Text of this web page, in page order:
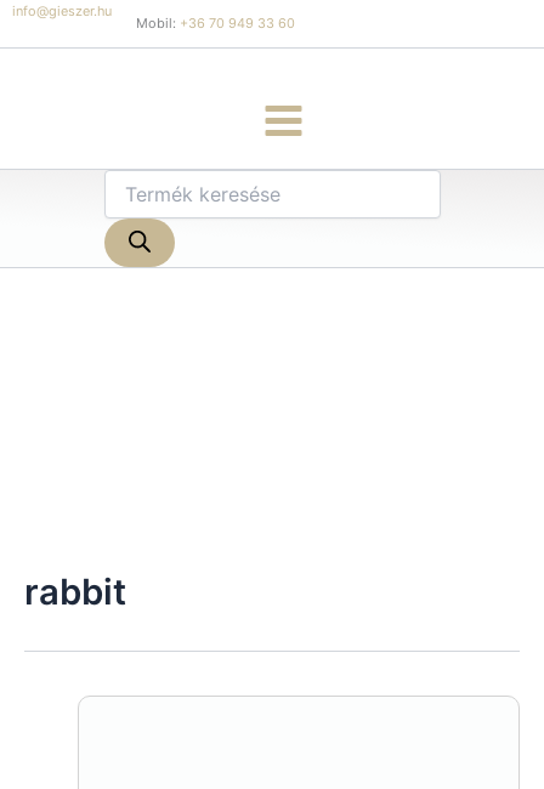
Skip
to
info@gieszer.hu
Mobil: +36 70 949 33 60
Products
search
rabbit